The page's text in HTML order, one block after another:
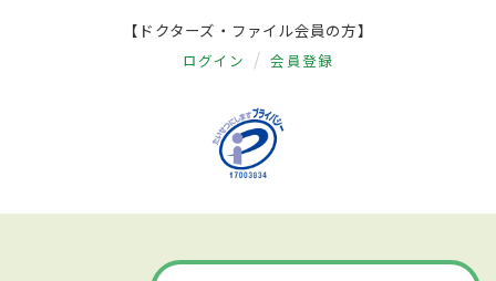
【ドクターズ・ファイル会員の方】
ログイン 会員登録